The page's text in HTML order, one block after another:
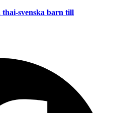
svenska barn till